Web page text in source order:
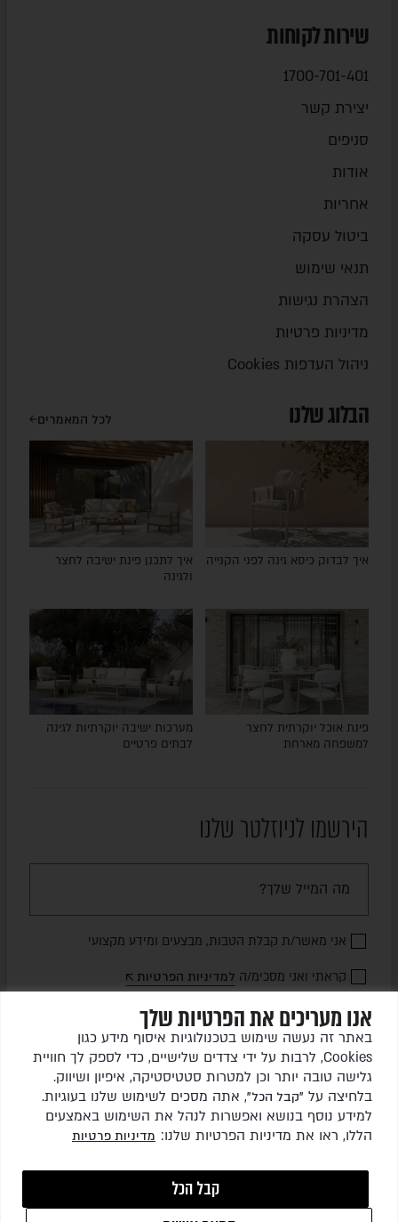
אנו מעריכים את הפרטיות שלך
באתר זה נעשה שימוש בטכנולוגיות איסוף מידע כגון
Cookies, לרבות על ידי צדדים שלישיים, כדי לספק לך חוויית
גלישה טובה יותר וכן למטרות סטטיסטיקה, איפיון ושיווק.
בלחיצה על "קבל הכל", אתה מסכים לשימוש שלנו בעוגיות.
למידע נוסף בנושא ואפשרות לנהל את השימוש באמצעים
הללו, ראו את מדיניות הפרטיות שלנו: מדיניות פרטיות
קבל הכל
שירות לקוחות
1700-701-401
יצירת קשר
סניפים
אודות
אחריות
ביטול עסקה
תנאי שימוש
הצהרת נגישות
מדיניות פרטיות
ניהול העדפות Cookies
הבלוג שלנו לכל המאמרים
איך לבדוק כיסא גינה לפני הקנייה
איך לתכנן פינת ישיבה לחצר
ולגינה
פינת אוכל יוקרתית לחצר
למשפחה מארחת
מערכות ישיבה יוקרתיות לגינה
לבתים פרטיים
הירשמו לניוזלטר שלנו
אני מאשר/ת קבלת הטבות, מבצעים ומידע מקצועי
קראתי ואני מסכימ/ה למדיניות הפרטיות
שלחו לי עדכונים
כל הזכויות שמורות לגרין ריהוט גן בע"מ © 2026